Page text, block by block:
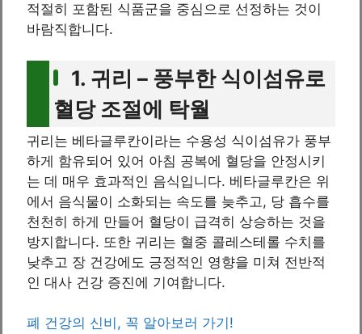
적절히 포함된 식품군을 중심으로 선정하는 것이
바람직합니다.
1. 귀리 – 풍부한 식이섬유로
혈당 조절에 탁월
귀리는 베타글루칸이라는 수용성 식이섬유가 풍부
하게 함유되어 있어 아침 공복에 혈당을 안정시키
는 데 매우 효과적인 음식입니다. 베타글루칸은 위
에서 음식물이 소화되는 속도를 늦추고, 당 흡수를
천천히 하게 만들어 혈당이 급격히 상승하는 것을
방지합니다. 또한 귀리는 혈중 콜레스테롤 수치를
낮추고 장 건강에도 긍정적인 영향을 미쳐 전반적
인 대사 건강 증진에 기여합니다.
폐 건강의 신비, 꼭 알아보러 가기!